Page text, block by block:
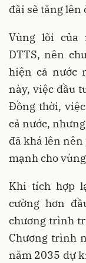
đãi sẽ tăng lên
Vùng lõi của
DTTS, nên
hiện cả nước
này, việc đầu
Đồng thời,
cả nước,
đã khá lên
mạnh cho
Khi tích hợp
cường hơn
chương trình
Chương trình
năm 2035 dự